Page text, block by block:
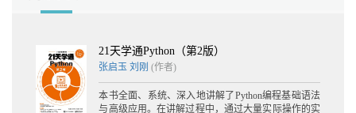
21天学通Python（第2版）
张启玉 刘刚 (作者)
本书全面、系统、深入地讲解了Python编程基础语法
与高级应用。在讲解过程中，通过大量实际操作的实